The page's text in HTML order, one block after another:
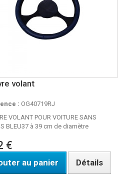
volant
: OG40719RJ
VOLANT POUR VOITURE SANS
BLEU37 à 39 cm de diamètre
€
au panier Détails